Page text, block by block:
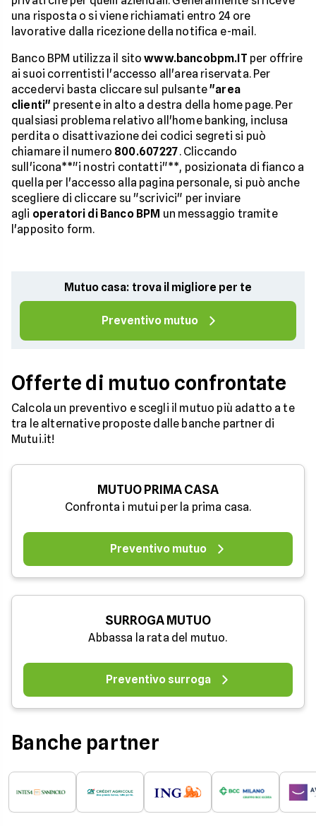
una risposta o si viene richiamati entro 24 ore
lavorative dalla ricezione della notifica e-mail.
Banco BPM utilizza il sitowww.bancobpm.IT per offrire
ai suoi correntisti l'accesso all'area riservata. Per
accedervi basta cliccare sul pulsante"area
clienti" presente in alto a destra della home page. Per
qualsiasi problema relativo all'home banking, inclusa
perdita o disattivazione dei codici segreti si può
chiamare il numero 800.607227. Cliccando
sull'icona**"i nostri contatti"**, posizionata di fianco a
quella per l'accesso alla pagina personale, si può anche
scegliere di cliccare su "scrivici" per inviare
agli operatori di Banco BPM un messaggio tramite
l'apposito form.
Mutuo casa: trova il migliore per te
Preventivo mutuo
Offerte di mutuo confrontate
Calcola un preventivo e scegli il mutuo più adatto a te
tra le alternative proposte dalle banche partner di
Mutui.it!
MUTUO PRIMA CASA
Confronta i mutui per la prima casa.
Preventivo mutuo
SURROGA MUTUO
Abbassa la rata del mutuo.
Preventivo surroga
Banche partner